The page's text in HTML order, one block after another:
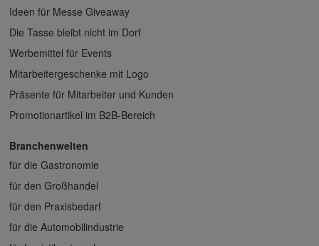
Ideen für Messe Giveaway
Die Tasse bleibt nicht im Dorf
Werbemittel für Events
Mitarbeitergeschenke mit Logo
Präsente für Mitarbeiter und Kunden
Promotionartikel im B2B-Bereich
Branchenwelten
für die Gastronomie
für den Großhandel
für den Praxisbedarf
für die Automobilindustrie